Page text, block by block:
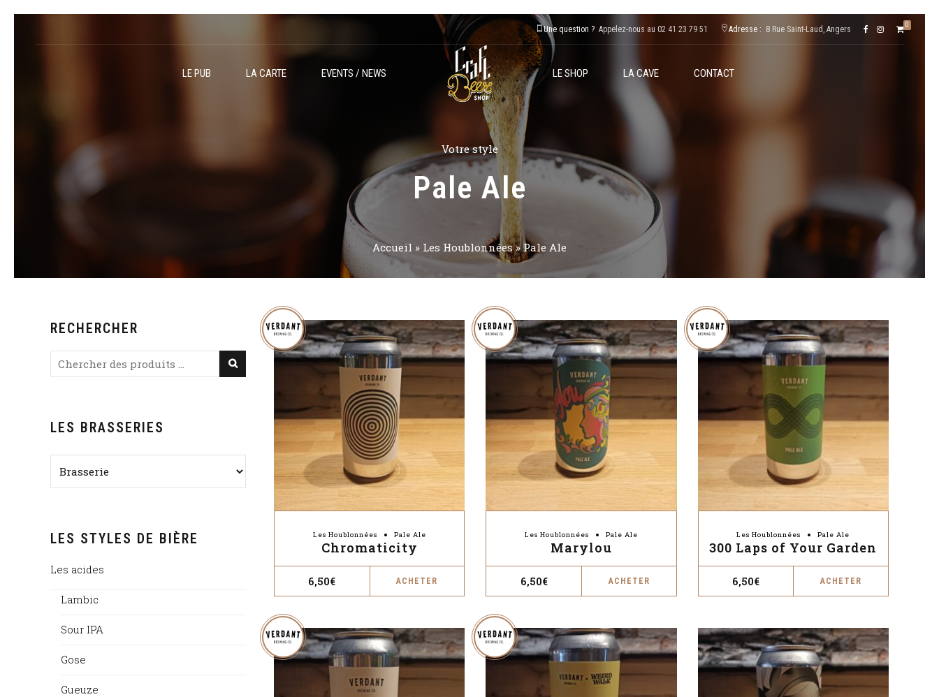
Une question ? Appelez-nous au 02 41 23 79 51 Adresse : 8 Rue Saint-Laud, Angers 0
LE PUB LA CARTE EVENTS / NEWS LE SHOP LA CAVE CONTACT
Votre style
Pale Ale
Accueil » Les Houblonnées»Pale Ale
Les Houblonnées Pale Ale
Chromaticity
6,50€ ACHETER
Les Houblonnées Pale Ale
Marylou
6,50€ ACHETER
Les Houblonnées Pale Ale
300 Laps of Your Garden
6,50€ ACHETER
RECHERCHER
LES BRASSERIES
LES STYLES DE BIÈRE
Les acides
Lambic
Sour IPA
Gose
Gueuze